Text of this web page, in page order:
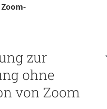
zur
ohne
von Zoom